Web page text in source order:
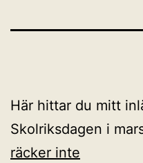
Här hittar du mitt
Skolriksdagen i
räcker inte